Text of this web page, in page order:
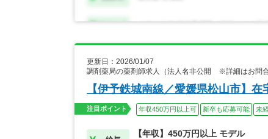
更新日：2026/01/07
調剤薬局の薬剤師求人（法人名非公開 ※詳細はお問合
【伊予鉄城南線／愛媛県松山市】
注目ポイント 年収450万円以上可 新卒も応募可能 未
【年収】450万円以上 モデル